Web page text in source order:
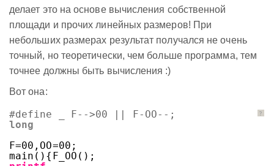
делает это на основе вычисления собственной
площади и прочих линейных размеров! При
небольших размерах результат получался не очень
точный, но теоретически, чем больше программа, тем
точнее должны быть вычисления :)
Вот она:
?
#define _ F-->00 || F-OO--;
long
F=00,OO=00;
main(){F_OO();